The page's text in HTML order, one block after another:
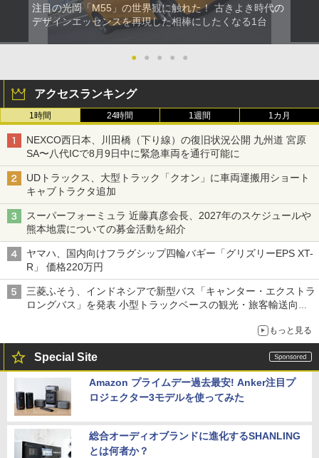
注目の光岡「M55」の世界観に触れた！ 古きよき時代の
デザインエッセンスを再現した相棒にしたくなる1台
● ● ● ● ●
アクセスランキング
1時間 24時間 1週間 1カ月
NEXCO西日本、川田橋（下り線）の復旧状況公開 九州道 宮原
SA〜八代ICで8月9日中に緊急車両を通行可能に
UDトラックス、大型トラック「クオン」に車両運搬用ショート
キャブトラクタ追加
スーパーフォーミュラ 近藤真彦会長、2027年のスケジュールや
熊本地震についての募金活動を紹介
ヤマハ、国内向けフラグシップ四輪バギー「グリズリーEPS XT-
R」 価格220万円
三菱ふそう、インドネシアで新型バス「キャンター・エクストラ
ロングバス」を発表 小型トラックベースの観光・旅客輸送向け
もっと見る
Special Site
Amazon プライムデー過去最安! Anker注目プ
ロジェクター3モデルを使ってみた
総合オーディオブランドに進化するSHANLING
とは何者か？